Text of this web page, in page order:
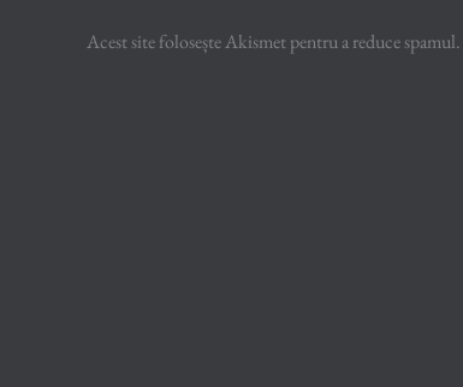
Acest site folosește Akismet pentru a reduce spamul.